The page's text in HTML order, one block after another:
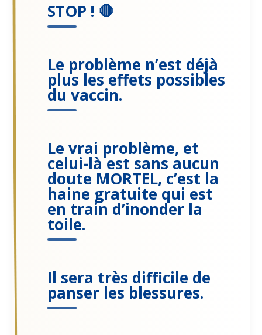
STOP ! 🛑
Le problème n’est déjà
plus les effets possibles
du vaccin.
Le vrai problème, et
celui-là est sans aucun
doute MORTEL, c’est la
haine gratuite qui est
en train d’inonder la
toile.
Il sera très difficile de
panser les blessures.